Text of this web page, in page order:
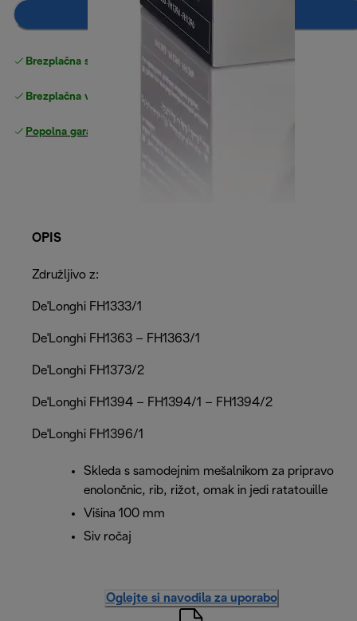
Dodaj v košarico
Brezplačna standardna dostava Dostava
Brezplačna vračila
Popolna garancija proizvajalca
OPIS
Združljivo z:
De'Longhi FH1333/1
De'Longhi FH1363 – FH1363/1
De'Longhi FH1373/2
De'Longhi FH1394 – FH1394/1 – FH1394/2
De'Longhi FH1396/1
Skleda s samodejnim mešalnikom za pripravo
enolončnic, rib, rižot, omak in jedi ratatouille
Višina 100 mm
Siv ročaj
Oglejte si navodila za uporabo